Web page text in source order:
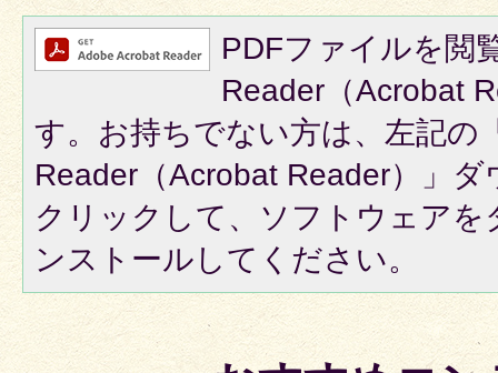
PDFファイルを閲
Reader（Acrobat
す。お持ちでない方は、左記の
Reader（Acrobat Reader）」
クリックして、ソフトウェア
ンストールしてください。